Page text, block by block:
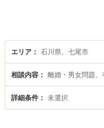
エリア 石川県、七尾市
相談内容 離婚・男女問題、
詳細条件 未選択